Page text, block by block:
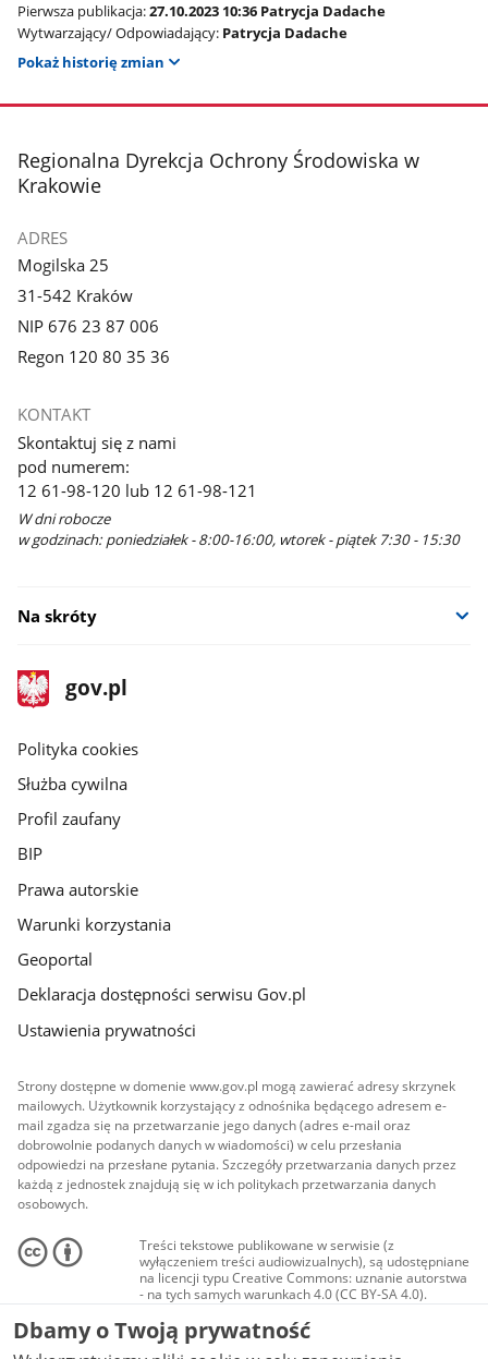
Pierwsza publikacja:27.10.2023 10:36 Patrycja Dadache
Wytwarzający/ Odpowiadający: Patrycja Dadache
Pokaż historię zmian
stopka
Regionalna Dyrekcja Ochrony Środowiska w
Krakowie
ADRES
Mogilska 25
31-542 Kraków
NIP 676 23 87 006
Regon 120 80 35 36
KONTAKT
Skontaktuj się z nami
pod numerem:
12 61-98-120 lub 12 61-98-121
W dni robocze
w godzinach: poniedziałek - 8:00-16:00, wtorek - piątek 7:30 - 15:30
Na skróty
stopka
gov.pl
Strona
gov.pl
gov.pl
Polityka cookies
Służba cywilna
Profil zaufany
BIP
Prawa autorskie
Warunki korzystania
Geoportal
Deklaracja dostępności serwisu Gov.pl
Ustawienia prywatności
Strony dostępne w domenie www.gov.pl mogą zawierać adresy skrzynek
mailowych. Użytkownik korzystający z odnośnika będącego adresem e-
mail zgadza się na przetwarzanie jego danych (adres e-mail oraz
dobrowolnie podanych danych w wiadomości) w celu przesłania
odpowiedzi na przesłane pytania. Szczegóły przetwarzania danych przez
każdą z jednostek znajdują się w ich politykach przetwarzania danych
osobowych.
Treści tekstowe publikowane w serwisie (z
wyłączeniem treści audiowizualnych), są udostępniane
na licencji typu Creative Commons: uznanie autorstwa
- na tych samych warunkach 4.0 (CC BY-SA 4.0).
Materiały audiowizualne, w tym zdjęcia, materiały
audio i wideo, są udostępniane na licencji typu
Creative Commons: uznanie autorstwa użycie
Dbamy o Twoją prywatność